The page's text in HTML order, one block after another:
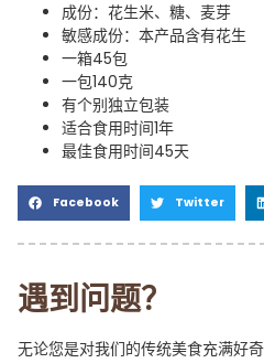
成份：花生米、糖、麦芽
敏感成份：本产品含有花生
一箱45包
一包140克
有个别独立包装
适合食用时间1年
最佳食用时间45天
Facebook Twitter
遇到问题？
无论您是对我们的传统美食充满好